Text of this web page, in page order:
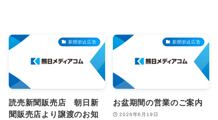
新聞折込広告
読売新聞販売店 朝日新
聞販売店より譲渡のお知
新聞折込広告
お盆期間の営業のご案内
2026年6月19日